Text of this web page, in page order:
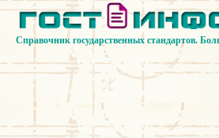
Справочник государственных стандартов.